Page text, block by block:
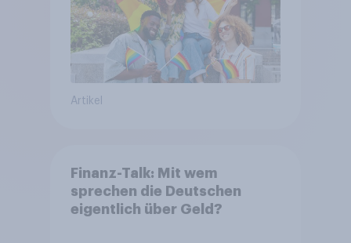
Artikel
Finanz-Talk: Mit wem
sprechen die Deutschen
eigentlich über Geld?